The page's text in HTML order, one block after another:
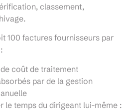
classement,
100 factures fournisseurs par
coût de traitement
par de la gestion
le temps du dirigeant lui-même :